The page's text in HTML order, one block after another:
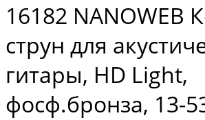
16182 NANOWEB
струн для
гитары, HD Light,
фосф.бронза, 13-